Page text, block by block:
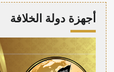
أجهزة دولة الخلافة